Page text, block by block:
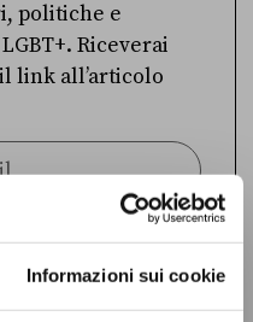
Informazioni sui cookie
politiche e
Riceverai
link all’articolo